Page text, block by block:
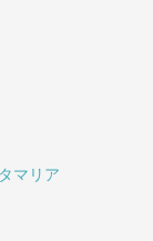
マリア